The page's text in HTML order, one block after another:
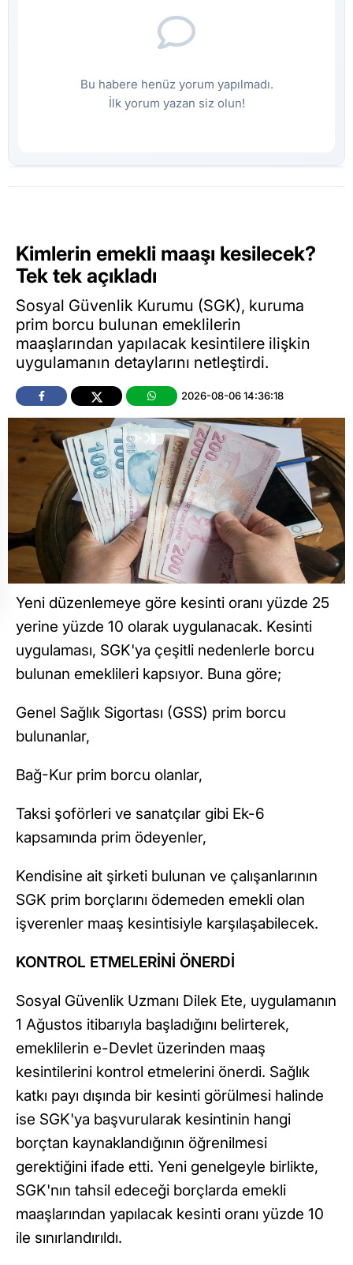
Bu habere henüz yorum yapılmadı.
İlk yorum yazan siz olun!
Kimlerin emekli maaşı kesilecek?
Tek tek açıkladı
Sosyal Güvenlik Kurumu (SGK), kuruma
prim borcu bulunan emeklilerin
maaşlarından yapılacak kesintilere ilişkin
uygulamanın detaylarını netleştirdi.
2026-08-06 14:36:18
Yeni düzenlemeye göre kesinti oranı yüzde 25
yerine yüzde 10 olarak uygulanacak. Kesinti
uygulaması, SGK'ya çeşitli nedenlerle borcu
bulunan emeklileri kapsıyor. Buna göre;
Genel Sağlık Sigortası (GSS) prim borcu
bulunanlar,
Bağ-Kur prim borcu olanlar,
Taksi şoförleri ve sanatçılar gibi Ek-6
kapsamında prim ödeyenler,
Kendisine ait şirketi bulunan ve çalışanlarının
SGK prim borçlarını ödemeden emekli olan
işverenler maaş kesintisiyle karşılaşabilecek.
KONTROL ETMELERİNİ ÖNERDİ
Sosyal Güvenlik Uzmanı Dilek Ete, uygulamanın
1 Ağustos itibarıyla başladığını belirterek,
emeklilerin e-Devlet üzerinden maaş
kesintilerini kontrol etmelerini önerdi. Sağlık
katkı payı dışında bir kesinti görülmesi halinde
ise SGK'ya başvurularak kesintinin hangi
borçtan kaynaklandığının öğrenilmesi
gerektiğini ifade etti. Yeni genelgeyle birlikte,
SGK'nın tahsil edeceği borçlarda emekli
maaşlarından yapılacak kesinti oranı yüzde 10
ile sınırlandırıldı.